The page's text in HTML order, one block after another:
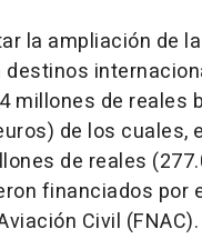
la ampliación de
destinos
millones de reales
de los cuales,
de reales
financiados por
Civil (FNAC).